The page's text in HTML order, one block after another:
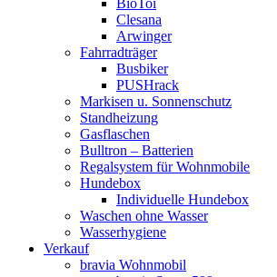
BioToi
Clesana
Arwinger
Fahrradträger
Busbiker
PUSHrack
Markisen u. Sonnenschutz
Standheizung
Gasflaschen
Bulltron – Batterien
Regalsystem für Wohnmobile
Hundebox
Individuelle Hundebox
Waschen ohne Wasser
Wasserhygiene
Verkauf
bravia Wohnmobil